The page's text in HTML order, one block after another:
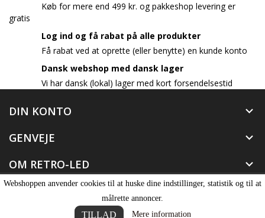
Webshoppen anvender cookies til at huske dine indstillinger, statistik og til at
målrette annoncer.
TILLAD Mere information
Køb for mere end 499 kr. og pakkeshop levering er
gratis
Log ind og få rabat på alle produkter
Få rabat ved at oprette (eller benytte) en kunde konto
Dansk webshop med dansk lager
Vi har dansk (lokal) lager med kort forsendelsestid
DIN KONTO 
GENVEJE 
OM RETRO-LED 